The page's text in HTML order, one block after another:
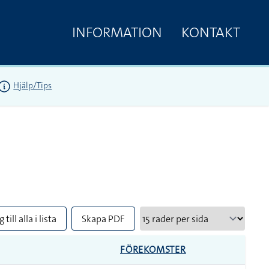
INFORMATION KONTAKT
Hjälp/Tips
till alla i lista Skapa PDF
FÖREKOMSTER